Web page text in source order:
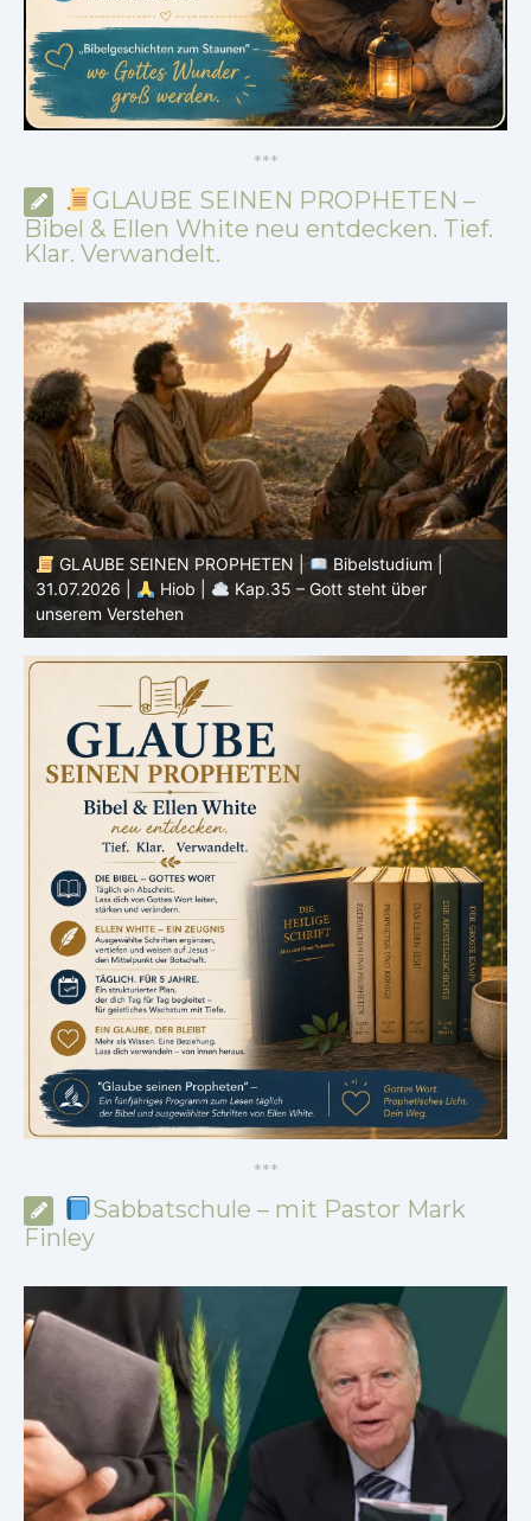
***
GLAUBE SEINEN PROPHETEN –
Bibel & Ellen White neu entdecken. Tief.
Klar. Verwandelt.
GLAUBE SEINEN PROPHETEN |
Bibelstudium |
30.07.2026 |
Hiob |
Kap.34 – Gott handelt niemals
ungerecht
***
Sabbatschule – mit Pastor Mark
Finley